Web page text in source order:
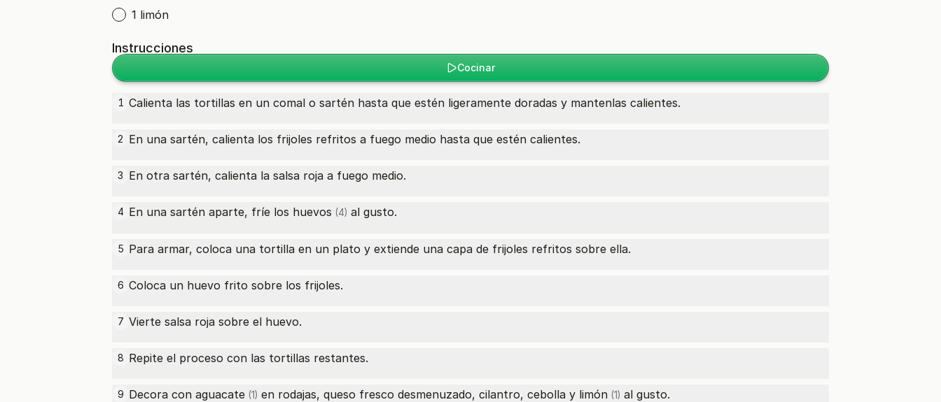
1 limón
Instrucciones
Cocinar
1 Calienta las tortillas en un comal o sartén hasta que estén ligeramente doradas y mantenlas calientes.
2 En una sartén, calienta los frijoles refritos a fuego medio hasta que estén calientes.
3 En otra sartén, calienta la salsa roja a fuego medio.
4 En una sartén aparte, fríe los huevos (4) al gusto.
5 Para armar, coloca una tortilla en un plato y extiende una capa de frijoles refritos sobre ella.
6 Coloca un huevo frito sobre los frijoles.
7 Vierte salsa roja sobre el huevo.
8 Repite el proceso con las tortillas restantes.
9 Decora con aguacate (1) en rodajas, queso fresco desmenuzado, cilantro, cebolla y limón (1) al gusto.